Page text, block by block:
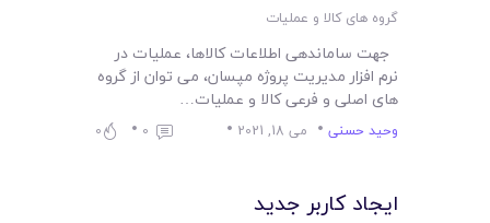
گروه های کالا و عملیات
جهت ساماندهی اطلاعات کالاها، عملیات در
نرم افزار مدیریت پروژه مپسان، می توان از گروه
های اصلی و فرعی کالا و عملیات…
وحید حسنی می 18, 2021 0
0
ایجاد کاربر جدید